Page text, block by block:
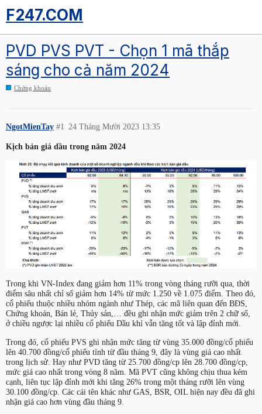
F247.COM
PVD PVS PVT - Chọn 1 mã thắp
sáng cho cả năm 2024
Chứng khoán
NgotMienTay 24 Tháng Mười 2023 13:35
#1
Kịch bản giá dầu trong năm 2024
Trong khi VN-Index đang giảm hơn 11% trong vòng tháng rưỡi qua, thời
điểm sâu nhất chỉ số giảm hơn 14% từ mức 1.250 về 1.075 điểm. Theo đó,
cổ phiếu thuộc nhiều nhóm ngành như Thép, các mã liên quan đến BĐS,
Chứng khoán, Bán lẻ, Thủy sản,… đều ghi nhận mức giảm trên 2 chữ số,
ở chiều ngược lại nhiều cổ phiếu Dầu khí vẫn tăng tốt và lập đỉnh mới.
Trong đó, cổ phiếu PVS ghi nhận mức tăng từ vùng 35.000 đồng/cổ phiếu
lên 40.700 đồng/cổ phiếu tính từ đầu tháng 9, đây là vùng giá cao nhất
trong lịch sử. Hay như PVD tăng từ 25.700 đồng/cp lên 28.700 đồng/cp,
mức giá cao nhất trong vòng 8 năm. Mã PVT cũng không chịu thua kém
cạnh, liên tục lập đỉnh mới khi tăng 26% trong một tháng rưỡi lên vùng
30.100 đồng/cp. Các cái tên khác như GAS, BSR, OIL hiện nay đều đã ghi
nhận giá cao hơn vùng đầu tháng 9.